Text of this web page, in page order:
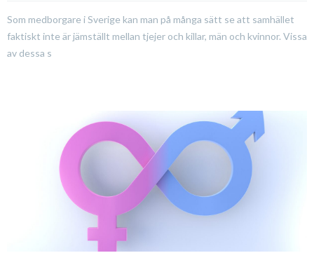
Som medborgare i Sverige kan man på många sätt se att samhället
faktiskt inte är jämställt mellan tjejer och killar, män och kvinnor. Vissa
av dessa s